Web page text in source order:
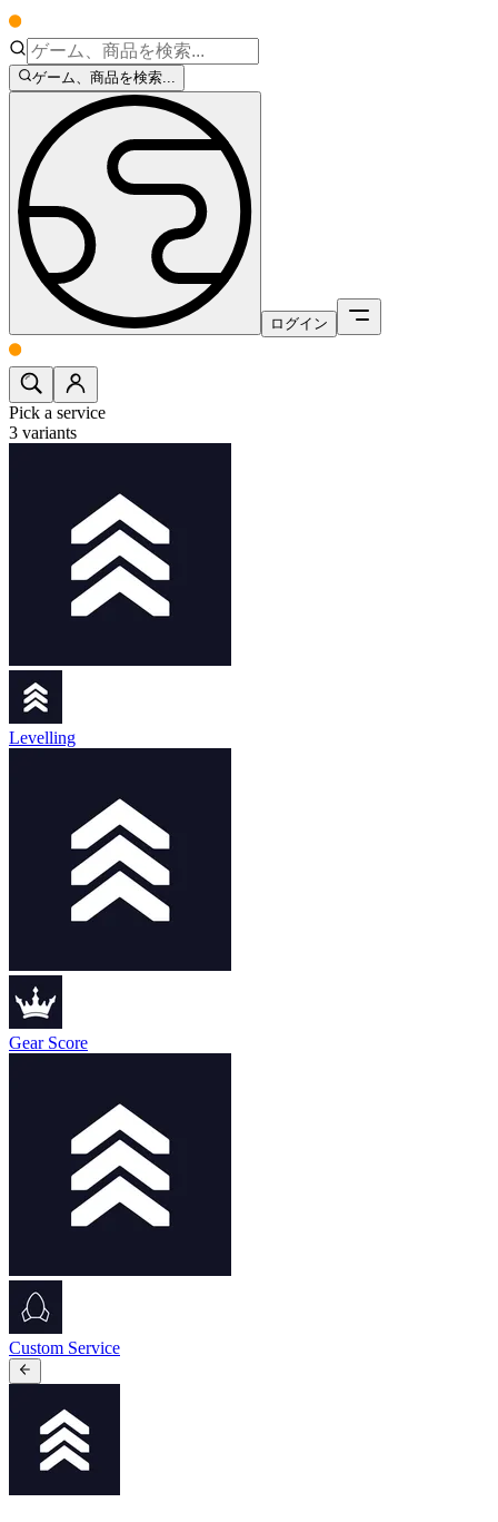
ゲーム、商品を検索...
ログイン
Pick a service
3 variants
Levelling
Gear Score
Custom Service